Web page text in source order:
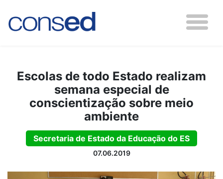
Escolas de todo Estado realizam
semana especial de
conscientização sobre meio
ambiente
Secretaria de Estado da Educação do ES
07.06.2019